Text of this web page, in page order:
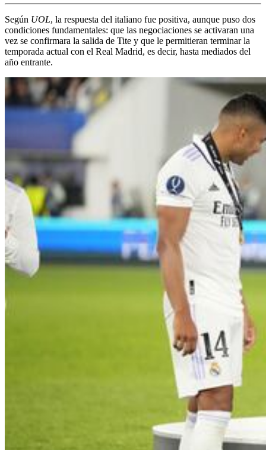
Según UOL, la respuesta del italiano fue positiva, aunque puso dos
condiciones fundamentales: que las negociaciones se activaran una
vez se confirmara la salida de Tite y que le permitieran terminar la
temporada actual con el Real Madrid, es decir, hasta mediados del
año entrante.